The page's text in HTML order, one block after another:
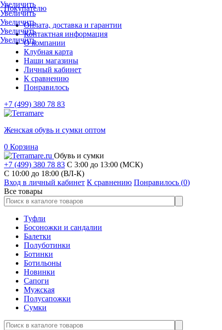
Покупателю
Оплата, доставка и гарантии
Контактная информация
О компании
Клубная карта
Наши магазины
Личный кабинет
К сравнению
Понравилось
+7 (499) 380 78 83
Женская обувь и сумки оптом
0 Корзина
Обувь и сумки
+7 (499) 380 78 83 С 3:00 до 13:00 (МСК)
C 10:00 до 18:00 (ВЛ-К)
Вход в личный кабинет К сравнению Понравилось (0)
Все товары
Туфли
Босоножки и сандалии
Балетки
Полуботинки
Ботинки
Ботильоны
Новинки
Сапоги
Мужская
Полусапожки
Сумки
Увеличить
Увеличить
Увеличить
Увеличить
Увеличить